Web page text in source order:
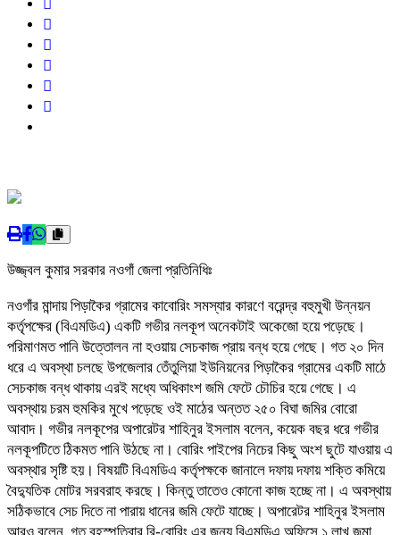
উজ্জ্বল কুমার সরকার নওগাঁ জেলা প্রতিনিধিঃ
নওগাঁর মান্দায় পিড়াকৈর গ্রামের কাবোরিং সমস্যার কারণে বরেন্দ্র বহুমুখী উন্নয়ন
কর্তৃপক্ষের (বিএমডিএ) একটি গভীর নলকূপ অনেকটাই অকেজো হয়ে পড়েছে।
পরিমাণমত পানি উত্তোলন না হওয়ায় সেচকাজ প্রায় বন্ধ হয়ে গেছে। গত ২০ দিন
ধরে এ অবস্থা চলছে উপজেলার তেঁতুলিয়া ইউনিয়নের পিড়াকৈর গ্রামের একটি মাঠে
সেচকাজ বন্ধ থাকায় এরই মধ্যে অধিকাংশ জমি ফেটে চৌচির হয়ে গেছে। এ
অবস্থায় চরম হুমকির মুখে পড়েছে ওই মাঠের অন্তত ২৫০ বিঘা জমির বোরো
আবাদ। গভীর নলকূপের অপারেটর শাহিনুর ইসলাম বলেন, কয়েক বছর ধরে গভীর
নলকূপটিতে ঠিকমত পানি উঠছে না। বোরিং পাইপের নিচের কিছু অংশ ছুটে যাওয়ায় এ
অবস্থার সৃষ্টি হয়। বিষয়টি বিএমডিএ কর্তৃপক্ষকে জানালে দফায় দফায় শক্তি কমিয়ে
বৈদ্যুতিক মোটর সরবরাহ করছে। কিন্তু তাতেও কোনো কাজ হচ্ছে না। এ অবস্থায়
সঠিকভাবে সেচ দিতে না পারায় ধানের জমি ফেটে যাচ্ছে। অপারেটর শাহিনুর ইসলাম